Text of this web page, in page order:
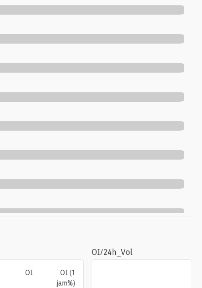
OI
OI (1
jam%)
OI/24h_Vol